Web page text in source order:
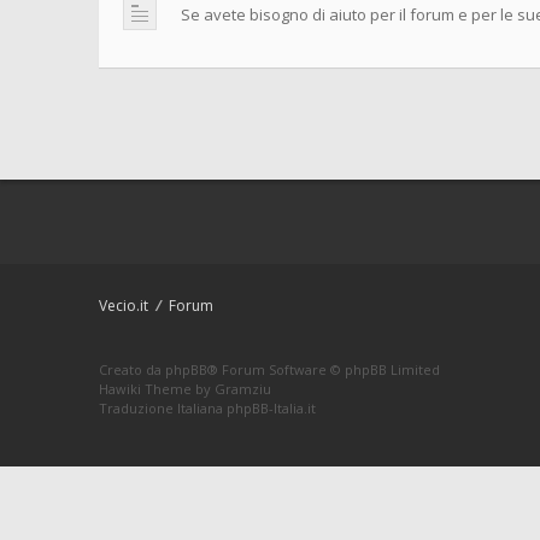
Se avete bisogno di aiuto per il forum e per le
Vecio.it Forum
Creato da phpBB® Forum Software © phpBB Limited
Hawiki Theme by Gramziu
Traduzione Italiana phpBB-Italia.it